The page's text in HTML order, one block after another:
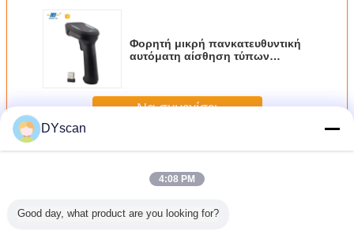
Φορητή μικρή πανκατευθυντική
αυτόματη αίσθηση τύπων
Να συνεχίσει
Περισσότεροιφορητό ανιχνευτή barcode
DYscan
4:08 PM
Good day, what product are you looking for?